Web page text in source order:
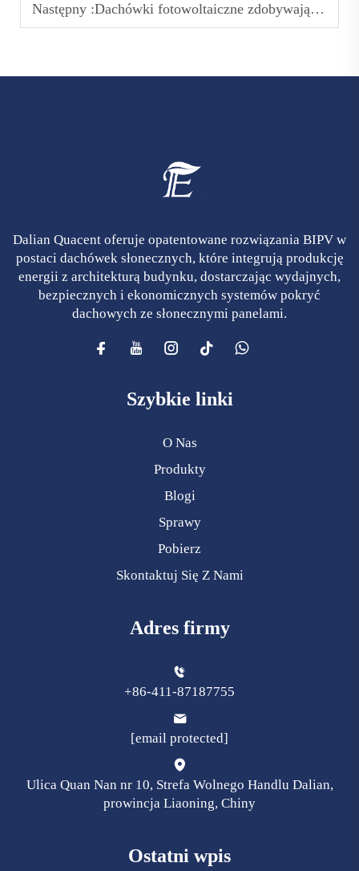
Następny :Dachówki fotowoltaiczne zdobywają udział w rynku, ponieważ właściciele domów poszukują alternatywnych rozwiązań energetycznych
Dalian Quacent oferuje opatentowane rozwiązania BIPV w
postaci dachówek słonecznych, które integrują produkcję
energii z architekturą budynku, dostarczając wydajnych,
bezpiecznych i ekonomicznych systemów pokryć
dachowych ze słonecznymi panelami.
Szybkie linki
O Nas
Produkty
Blogi
Sprawy
Pobierz
Skontaktuj Się Z Nami
Adres firmy
+86-411-87187755
[email protected]
Ulica Quan Nan nr 10, Strefa Wolnego Handlu Dalian,
prowincja Liaoning, Chiny
Ostatni wpis